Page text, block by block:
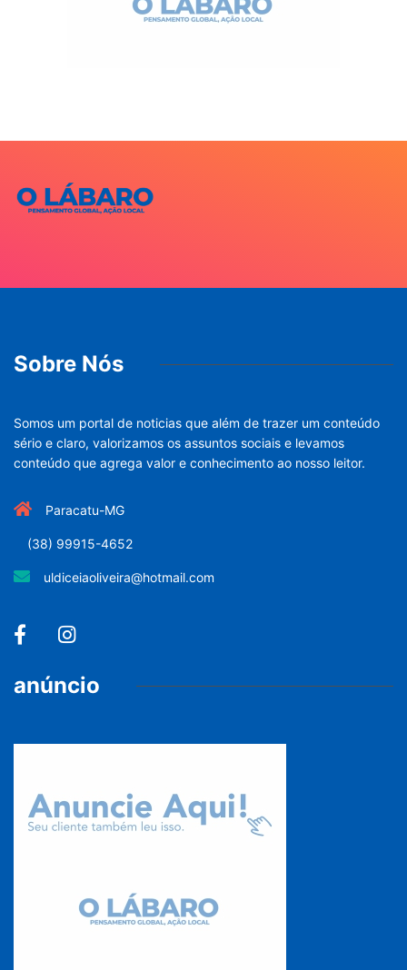
Sobre Nós
Somos um portal de noticias que além de trazer um conteúdo
sério e claro, valorizamos os assuntos sociais e levamos
conteúdo que agrega valor e conhecimento ao nosso leitor.
Paracatu-MG
(38) 99915-4652
uldiceiaoliveira@hotmail.com
anúncio